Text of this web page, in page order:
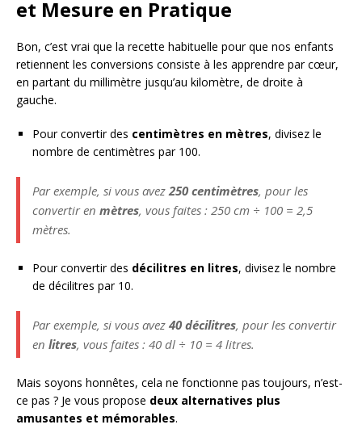
et Mesure en Pratique
Bon, c’est vrai que la recette habituelle pour que nos enfants
retiennent les conversions consiste à les apprendre par cœur,
en partant du millimètre jusqu’au kilomètre, de droite à
gauche.
Pour convertir des centimètres en mètres, divisez le
nombre de centimètres par 100.
Par exemple, si vous avez 250 centimètres, pour les
convertir en mètres, vous faites : 250 cm ÷ 100 = 2,5
mètres.
Pour convertir des décilitres en litres, divisez le nombre
de décilitres par 10.
Par exemple, si vous avez 40 décilitres, pour les convertir
en litres, vous faites : 40 dl ÷ 10 = 4 litres.
Mais soyons honnêtes, cela ne fonctionne pas toujours, n’est-
ce pas ? Je vous propose deux alternatives plus
amusantes et mémorables.